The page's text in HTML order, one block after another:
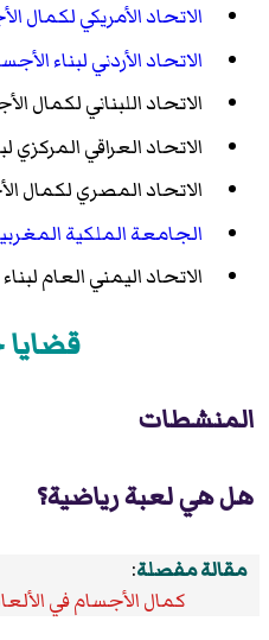
الاتحاد الأمريكي لكمال
الاتحاد الأردني لبناء
الاتحاد اللبناني لكمال
الاتحاد العراقي المركزي
الاتحاد المصري لكمال
الجامعة الملكية
الاتحاد اليمني العام
المنشطات
هل هي لعبة رياضية؟
مقالة مفصلة:
كمال الأجسام في